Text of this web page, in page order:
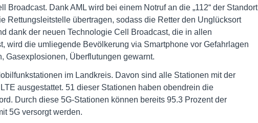
Broadcast. Dank AML wird bei einem Notruf an die „112“ der Standort
Rettungsleitstelle übertragen, sodass die Retter den Unglücksort
dank der neuen Technologie Cell Broadcast, die in allen
wird die umliegende Bevölkerung via Smartphone vor Gefahrlagen
Gasexplosionen, Überflutungen gewarnt.
im Landkreis. Davon sind alle Stationen mit der
ausgestattet. 51 dieser Stationen haben obendrein die
Durch diese 5G-Stationen können bereits 95.3 Prozent der
5G versorgt werden.